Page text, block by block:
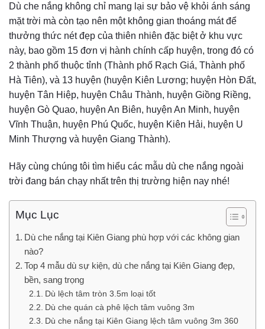
Dù che nắng không chỉ mang lại sự bảo vệ khỏi ánh sáng
mặt trời mà còn tạo nên một không gian thoáng mát để
thưởng thức nét đẹp của thiên nhiên đặc biệt ở khu vực
này, bao gồm 15 đơn vị hành chính cấp huyện, trong đó có
2 thành phố thuộc tỉnh (Thành phố Rạch Giá, Thành phố
Hà Tiên), và 13 huyện (huyện Kiên Lương; huyện Hòn Đất,
huyện Tân Hiệp, huyện Châu Thành, huyện Giồng Riềng,
huyện Gò Quao, huyện An Biên, huyện An Minh, huyện
Vĩnh Thuận, huyện Phú Quốc, huyện Kiên Hải, huyện U
Minh Thượng và huyện Giang Thành).
Hãy cùng chúng tôi tìm hiểu các mẫu dù che nắng ngoài
trời đang bán chạy nhất trên thị trường hiện nay nhé!
Mục Lục
Dù che nắng tại Kiên Giang phù hợp với các không gian
nào?
Top 4 mẫu dù sự kiện, dù che nắng tại Kiên Giang đẹp,
bền, sang trọng
Dù lệch tâm tròn 3.5m loại tốt
Dù che quán cà phê lệch tâm vuông 3m
Dù che nắng tại Kiên Giang lệch tâm vuông 3m 360